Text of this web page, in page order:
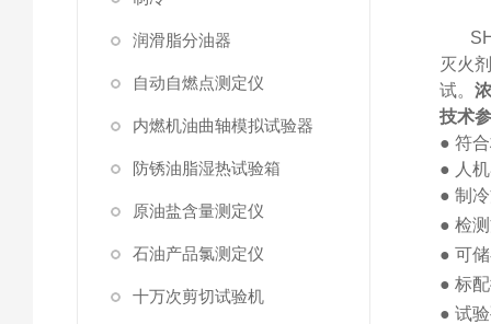
润滑脂分油器
自动自燃点测定仪
内燃机油曲轴模拟试验器
防锈油脂湿热试验箱
原油盐含量测定仪
石油产品氯测定仪
十万次剪切试验机
灭火
试。
技术
● 符
● 人
● 制
● 检
● 可
● 标
● 试